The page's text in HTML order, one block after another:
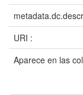
URI :
Aparece en las